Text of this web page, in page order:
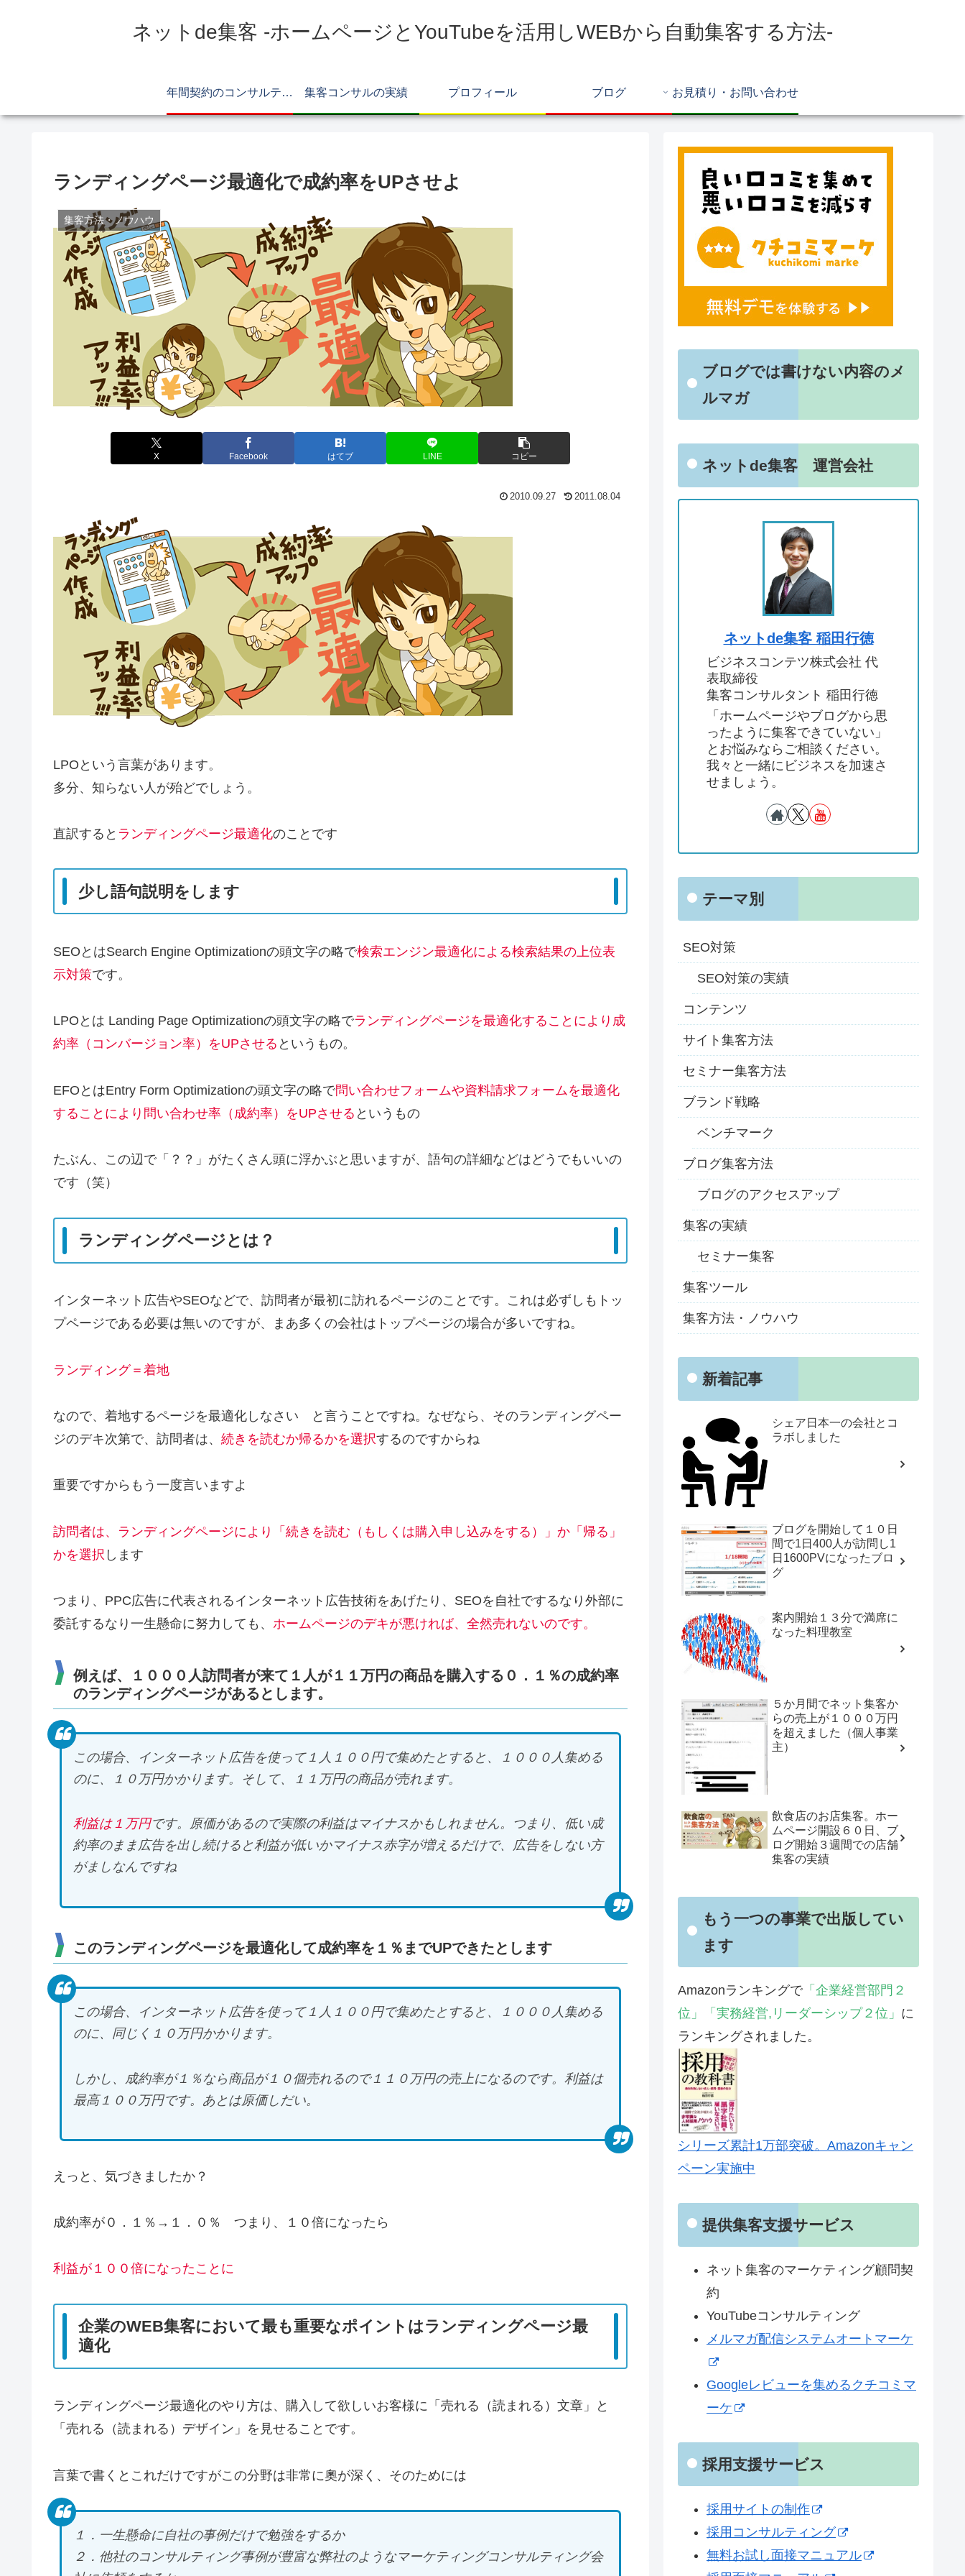
ネットde集客 -ホームページとYouTubeを活用しWEBから自動集客する方法-
年間契約のコンサルティング 集客コンサルの実績 プロフィール ブログ お見積り・お問い合わせ
ランディングページ最適化で成約率をUPさせよ
集客方法・ノウハウ
X Facebook はてブ LINE コピー
2010.09.27 2011.08.04
LPOという言葉があります。
多分、知らない人が殆どでしょう。
直訳すると ランディングページ最適化のことです
少し語句説明をします
SEO とはSearch Engine Optimizationの頭文字の略で検索エンジン最適化による検索結果の上位表
示対策です。
LPO とは Landing Page Optimizationの頭文字の略でランディングページを最適化することにより成
約率（コンバージョン率）をUPさせる というもの。
EFO とはEntry Form Optimizationの頭文字の略で問い合わせフォームや資料請求フォームを最適化
することにより問い合わせ率（成約率）をUPさせる というもの
たぶん、この辺で「？？」がたくさん頭に浮かぶと思いますが、語句の詳細などはどうでもいいの
です（笑）
ランディングページとは？
インターネット広告やSEOなどで、訪問者が最初に訪れるページのことです。これは必ずしもトッ
プページである必要は無いのですが、まあ多くの会社はトップページの場合が多いですね。
ランディング＝着地
なので、着地するページを最適化しなさい と言うことですね。なぜなら、そのランディングペー
ジのデキ次第で、訪問者は、 続きを読むか帰るかを選択するのですからね
重要ですからもう一度言いますよ
訪問者は、ランディングページにより「続きを読む（もしくは購入申し込みをする）」か「帰る」
かを選択 します
つまり、PPC広告に代表されるインターネット広告技術をあげたり、SEOを自社でするなり外部に
委託するなり一生懸命に努力しても、 ホームページのデキが悪ければ、全然売れないのです。
例えば、１０００人訪問者が来て１人が１１万円の商品を購入する０．１％の成約率
のランディングページがあるとします。
この場合、インターネット広告を使って１人１００円で集めたとすると、１０００人集める
のに、１０万円かかります。そして、１１万円の商品が売れます。
利益は１万円です。原価があるので実際の利益はマイナスかもしれません。つまり、低い成
約率のまま広告を出し続けると利益が低いかマイナス赤字が増えるだけで、広告をしない方
がましなんですね
このランディングページを最適化して成約率を１％までUPできたとします
この場合、インターネット広告を使って１人１００円で集めたとすると、１０００人集める
のに、同じく１０万円かかります。
しかし、成約率が１％なら商品が１０個売れるので１１０万円の売上になるのです。利益は
最高１００万円です。あとは原価しだい。
えっと、気づきましたか？
成約率が０．１％→１．０％ つまり、１０倍になったら
利益が１００倍になったことに
企業のWEB集客において最も重要なポイントはランディングページ最
適化
ランディングページ最適化のやり方は、購入して欲しいお客様に「売れる（読まれる）文章」と
「売れる（読まれる）デザイン」を見せることです。
言葉で書くとこれだけですがこの分野は非常に奧が深く、そのためには
１．一生懸命に自社の事例だけで勉強をするか
２．他社のコンサルティング事例が豊富な弊社のようなマーケティングコンサルティング会
ブログでは書けない内容のメ
ルマガ
ネットde集客 運営会社
ネットde集客 稲田行徳
ビジネスコンテツ株式会社 代
表取締役
集客コンサルタント 稲田行徳
「ホームページやブログから思
ったように集客できていない」
とお悩みならご相談ください。
我々と一緒にビジネスを加速さ
せましょう。
テーマ別
SEO対策
SEO対策の実績
コンテンツ
サイト集客方法
セミナー集客方法
ブランド戦略
ベンチマーク
ブログ集客方法
ブログのアクセスアップ
集客の実績
セミナー集客
集客ツール
集客方法・ノウハウ
新着記事
シェア日本一の会社とコ
ラボしました
ブログを開始して１０日
間で1日400人が訪問し1
日1600PVになったブロ
グ
案内開始１３分で満席に
なった料理教室
５か月間でネット集客か
らの売上が１０００万円
を超えました（個人事業
主）
飲食店のお店集客。ホー
ムページ開設６０日、ブ
ログ開始３週間での店舗
集客の実績
もう一つの事業で出版してい
ます
Amazonランキングで「企業経営部門２
位」「実務経営,リーダーシップ２位」 に
ランキングされました。
シリーズ累計1万部突破。Amazonキャン
ペーン実施中
提供集客支援サービス
ネット集客のマーケティング顧問契
約
YouTubeコンサルティング
メルマガ配信システムオートマーケ
Googleレビューを集めるクチコミマ
ーケ
採用支援サービス
採用サイトの制作
採用コンサルティング
無料お試し面接マニュアル